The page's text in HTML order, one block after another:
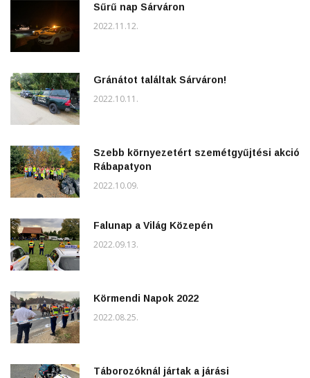
Sűrű nap Sárváron
2022.11.12.
Gránátot találtak Sárváron!
2022.10.11.
Szebb környezetért szemétgyűjtési akció
Rábapatyon
2022.10.09.
Falunap a Világ Közepén
2022.09.13.
Körmendi Napok 2022
2022.08.25.
Táborozóknál jártak a járási